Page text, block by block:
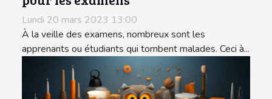
Lundi 20 mars 2023 13:00
À la veille des examens, nombreux sont les
apprenants ou étudiants qui tombent malades. Ceci à...